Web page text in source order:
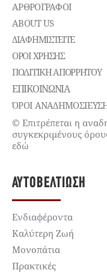
ΑΡΘΡΟΓΡΑΦΟΙ
ABOUT US
ΔΙΑΦΗΜΙΣΤΕΊΤΕ
ΌΡΟΙ ΧΡΉΣΗΣ
ΠΟΛΙΤΙΚΉ ΑΠΟΡΡΉΤΟΥ
ΕΠΙΚΟΙΝΩΝΊΑ
ΌΡΟΙ
© Επιτρέπεται η
συγκεκριμένους
εδώ
ΑΥΤΟΒΕΛΤΊΩΣΗ
Ενδιαφέροντα
Καλύτερη Ζωή
Μονοπάτια
Πρακτικές